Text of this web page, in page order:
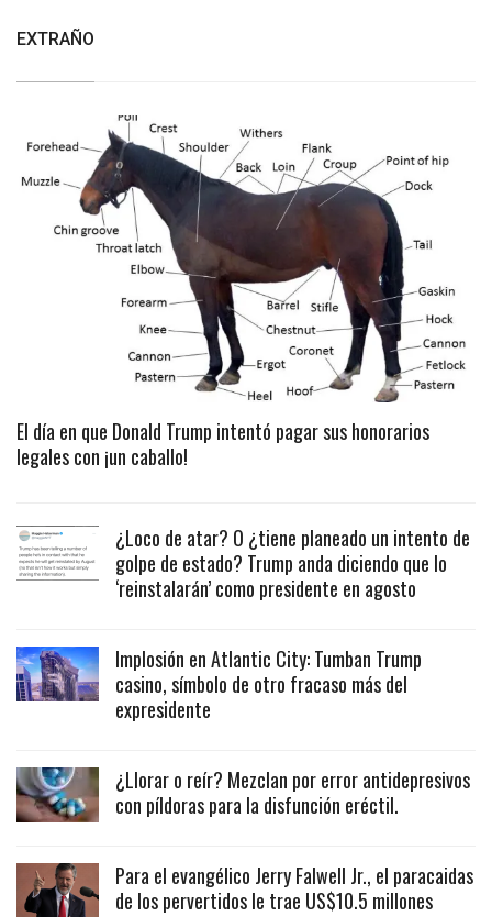
EXTRAÑO
El día en que Donald Trump intentó pagar sus honorarios
legales con ¡un caballo!
¿Loco de atar? O ¿tiene planeado un intento de
golpe de estado? Trump anda diciendo que lo
‘reinstalarán’ como presidente en agosto
Implosión en Atlantic City: Tumban Trump
casino, símbolo de otro fracaso más del
expresidente
¿Llorar o reír? Mezclan por error antidepresivos
con píldoras para la disfunción eréctil.
Para el evangélico Jerry Falwell Jr., el paracaidas
de los pervertidos le trae US$10.5 millones